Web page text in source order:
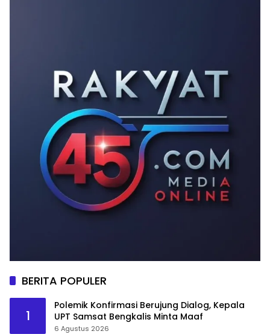
BERITA POPULER
1
Polemik Konfirmasi Berujung Dialog, Kepala
UPT Samsat Bengkalis Minta Maaf
6 Agustus 2026